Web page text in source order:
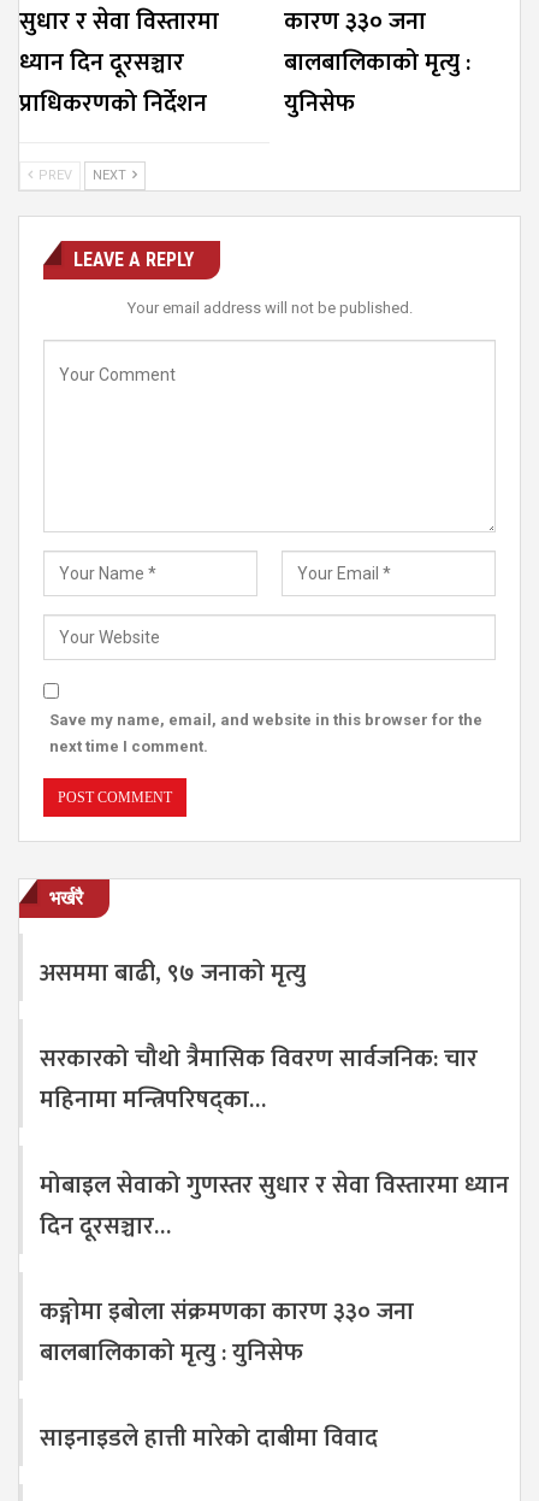
सुधार र सेवा विस्तारमा
ध्यान दिन दूरसञ्चार
प्राधिकरणको निर्देशन
कारण ३३० जना
बालबालिकाको मृत्यु :
युनिसेफ
PREV NEXT
LEAVE A REPLY
Your email address will not be published.
Save my name, email, and website in this browser for the
next time I comment.
भर्खरै
असममा बाढी, ९७ जनाको मृत्यु
सरकारको चौथो त्रैमासिक विवरण सार्वजनिक: चार
महिनामा मन्त्रिपरिषद्का…
मोबाइल सेवाको गुणस्तर सुधार र सेवा विस्तारमा ध्यान
दिन दूरसञ्चार…
कङ्गोमा इबोला संक्रमणका कारण ३३० जना
बालबालिकाको मृत्यु : युनिसेफ
साइनाइडले हात्ती मारेको दाबीमा विवाद